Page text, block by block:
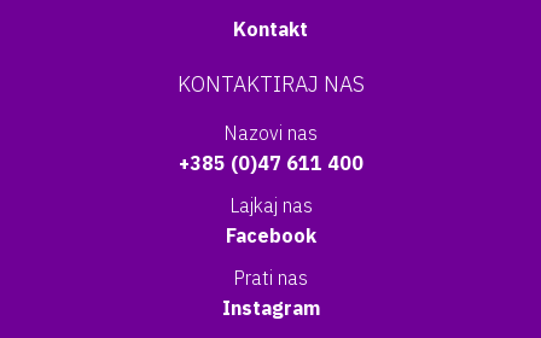
Kontakt
KONTAKTIRAJ NAS
Nazovi nas
+385 (0)47 611 400
Lajkaj nas
Facebook
Prati nas
Instagram